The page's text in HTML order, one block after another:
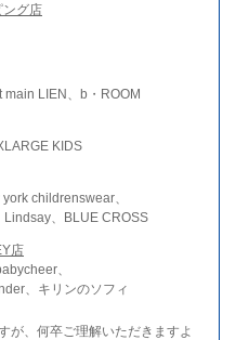
ング店
LIEN、b・ROOM
KIDS
childrenswear、
、BLUE CROSS
店
、
、キリンのソフィ
が、何卒ご理解いただきますよ